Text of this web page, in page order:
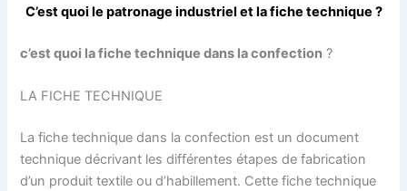
C’est quoi le patronage industriel et la fiche technique ?
c’est quoi la fiche technique dans la confection ?
LA FICHE TECHNIQUE
La fiche technique dans la confection est un document
technique décrivant les différentes étapes de fabrication
d’un produit textile ou d’habillement. Cette fiche technique